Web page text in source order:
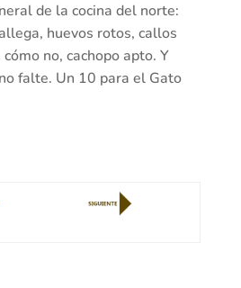
de la cocina del norte:
huevos rotos, callos
no, cachopo apto. Y
falte. Un 10 para el Gato